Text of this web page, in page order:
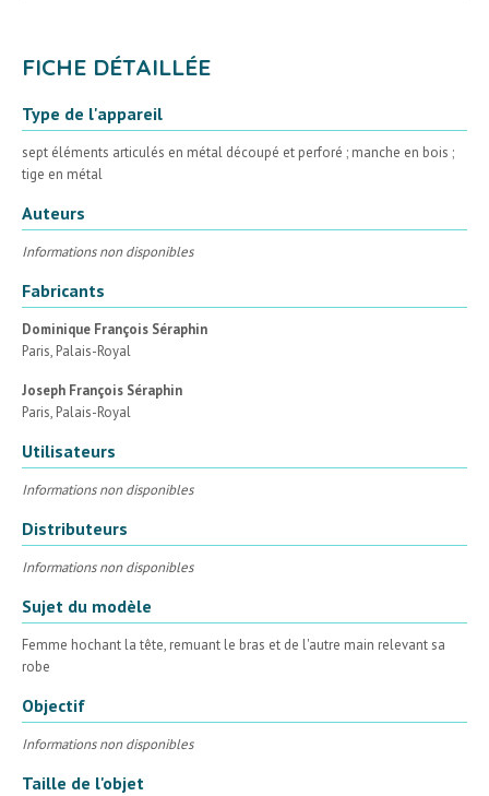
FICHE DÉTAILLÉE
Type de l'appareil
sept éléments articulés en métal découpé et perforé ; manche en bois ;
tige en métal
Auteurs
Informations non disponibles
Fabricants
Dominique François Séraphin
Paris, Palais-Royal
Joseph François Séraphin
Paris, Palais-Royal
Utilisateurs
Informations non disponibles
Distributeurs
Informations non disponibles
Sujet du modèle
Femme hochant la tête, remuant le bras et de l'autre main relevant sa
robe
Objectif
Informations non disponibles
Taille de l'objet